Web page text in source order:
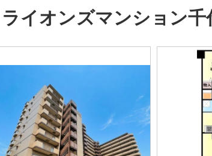
ライオンズマンション